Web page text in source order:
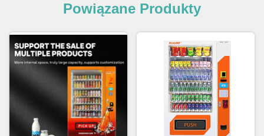
Powiązane Produkty